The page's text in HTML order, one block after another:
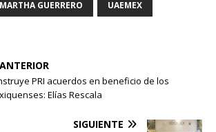
MARTHA GUERRERO UAEMEX
ANTERIOR
PRI acuerdos en beneficio de los
Elías Rescala
SIGUIENTE